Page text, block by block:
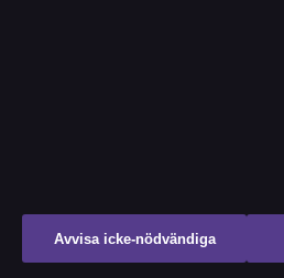
Avvisa icke-nödvändiga